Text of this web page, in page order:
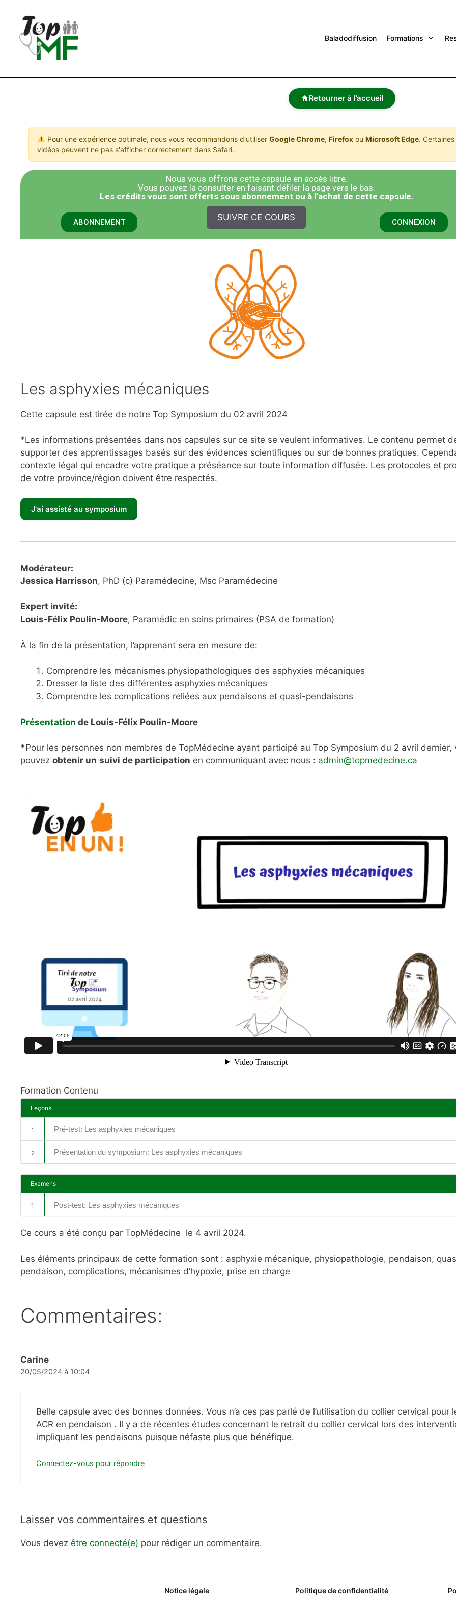
Baladodiffusion Formations
Retourner à l'accueil
Pour une expérience optimale, nous vous recommandons d'utiliser Google Chrome, Firefoxou Microsoft Edge. Certaines
vidéos peuvent ne pas s'afficher correctement dans Safari.
Nous vous offrons cette capsule en accès libre.
Vous pouvez la consulter en faisant défiler la page vers le bas.
​Les crédits vous sont offerts sous abonnement ou à l’achat de cette capsule.
ABONNEMENT SUIVRE CE COURS CONNEXION
Les asphyxies mécaniques
Cette capsule est tirée de notre Top Symposium du 02 avril 2024
*Les informations présentées dans nos capsules sur ce site se veulent informatives. Le contenu permet
supporter des apprentissages basés sur des évidences scientifiques ou sur de bonnes pratiques.
contexte légal qui encadre votre pratique a préséance sur toute information diffusée. Les protocoles et
de votre province/région doivent être respectés.
Modérateur:
Jessica Harrisson, PhD (c) Paramédecine, Msc Paramédecine
Expert invité:
Louis-Félix Poulin-Moore, Paramédic en soins primaires (PSA de formation)
À la fin de la présentation, l’apprenant sera en mesure de:
Comprendre les mécanismes physiopathologiques des asphyxies mécaniques
Dresser la liste des différentes asphyxies mécaniques
Comprendre les complications reliées aux pendaisons et quasi-pendaisons
Présentation de Louis-Félix Poulin-Moore
*Pour les personnes non membres de TopMédecine ayant participé au Top Symposium du 2 avril dernier,
pouvez obtenir un suivi de participation en communiquant avec nous : admin@topmedecine.ca
Formation Contenu
Leçons
1 Pré-test: Les asphyxies mécaniques
2 Présentation du symposium: Les asphyxies mécaniques
Examens
1 Post-test: Les asphyxies mécaniques
Ce cours a été conçu par TopMédecine le 4 avril 2024.
Les éléments principaux de cette formation sont : asphyxie mécanique, physiopathologie, pendaison,
pendaison, complications, mécanismes d’hypoxie, prise en charge
Commentaires:
Carine
20/05/2024 à 10:04
Belle capsule avec des bonnes données. Vous n’a ces pas parlé de l’utilisation du collier cervical pour
ACR en pendaison . Il y a de récentes études concernant le retrait du collier cervical lors des
impliquant les pendaisons puisque néfaste plus que bénéfique.
Connectez-vous pour répondre
Laisser vos commentaires et questions
Vous devez être connecté(e) pour rédiger un commentaire.
Notice légale Politique de confidentialité